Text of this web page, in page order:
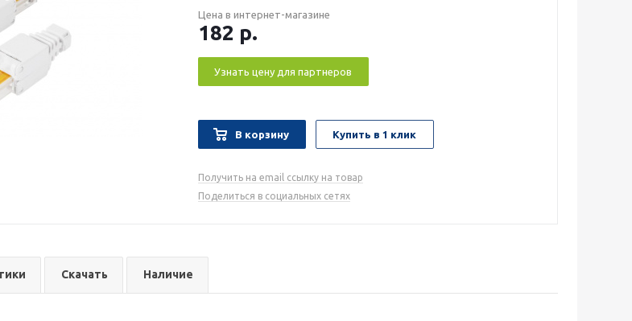
Цена в интернет-магазине
182 р.
Узнать цену для партнеров
В корзину Купить в 1 клик
Получить на email ссылку на товар
Поделиться в социальных сетях
Скачать Наличие